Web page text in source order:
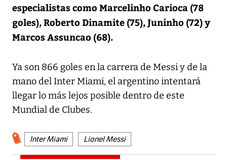
especialistas como Marcelinho Carioca (78
goles), Roberto Dinamite (75), Juninho (72) y
Marcos Assuncao (68).
Ya son 866 goles en la carrera de Messi y de la
mano del Inter Miami, el argentino intentará
llegar lo más lejos posible dentro de este
Mundial de Clubes.
Inter Miami Lionel Messi